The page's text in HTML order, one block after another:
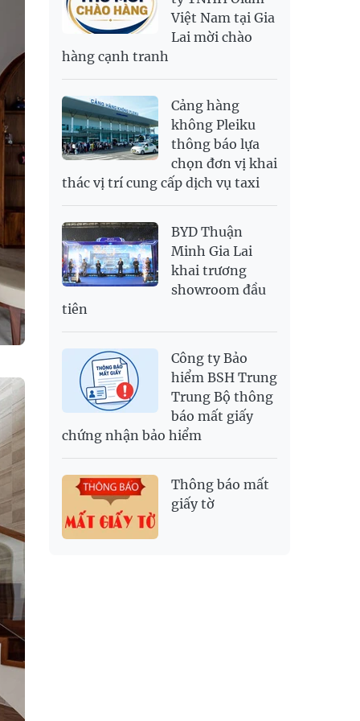
SAR
6,945.42
7,244.36
2,702.79
2,817.41
SGD
USD
26,000 26,030 26,410
Việt Nam tại Gia
Lai mời chào
hàng cạnh tranh
Cảng hàng
không Pleiku
thông báo lựa
chọn đơn vị khai
thác vị trí cung cấp dịch vụ taxi
BYD Thuận
Minh Gia Lai
khai trương
showroom đầu
tiên
Công ty Bảo
hiểm BSH Trung
Trung Bộ thông
báo mất giấy
chứng nhận bảo hiểm
Thông báo mất
giấy tờ